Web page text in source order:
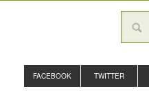
FACEBOOK TWITTER